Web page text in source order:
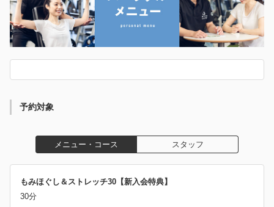
予約対象
メニュー・コース スタッフ
もみほぐし＆ストレッチ30【新入会特典】
30分